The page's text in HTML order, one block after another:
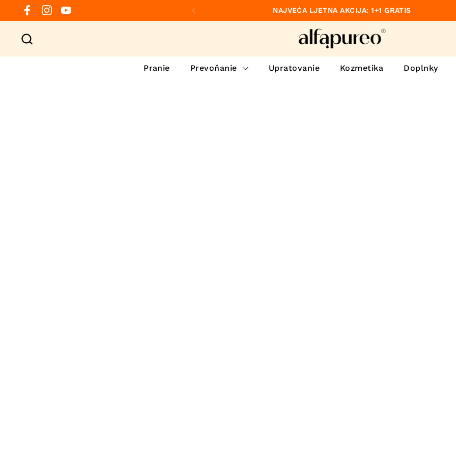
Preskočiť na obsah
Facebook
Instagram
YouTube Predchádzajúce
NAJVEĆA LJETNA AKCIJA: 1+1 GRATIS
Pranie Prevoňanie Upratovanie Kozmetika Doplnky